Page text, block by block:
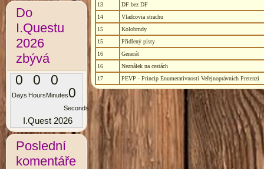
Do
I.Questu
2026
zbývá
0
Days
0
Hours
0
Minutes0
Seconds
I.Quest 2026
Poslední
komentáře
13
DF bez DF
14
Vladcovia strachu
15
Kolobrndy
15
Přidřený písty
16
Generát
16
Neználek na cestách
17
PEVP - Princip Enumerativnosti Veřejnoprávních Pretenzí